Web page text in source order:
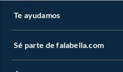
Te ayudamos
Sé parte de falabella.com